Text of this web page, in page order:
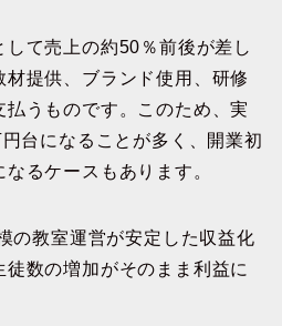
て売上の約50％前後が差し
提供、ブランド使用、研修
うものです。このため、実
台になることが多く、開業初
るケースもあります。
の教室運営が安定した収益化
数の増加がそのまま利益に